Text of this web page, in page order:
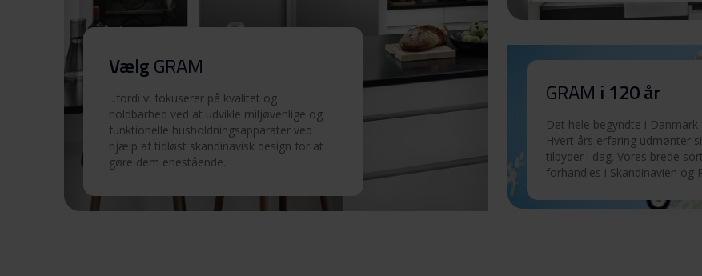
VælgGRAM
...fordi vi fokuserer på kvalitet og
holdbarhed ved at udvikle miljøvenlige og
funktionelle husholdningsapparater ved
hjælp af tidløst skandinavisk design for at
gøre dem enestående.
GRAM i 120 år
Det hele begyndte i Danmark
Hvert års erfaring udmønter
tilbyder i dag. Vores brede
forhandles i Skandinavien og